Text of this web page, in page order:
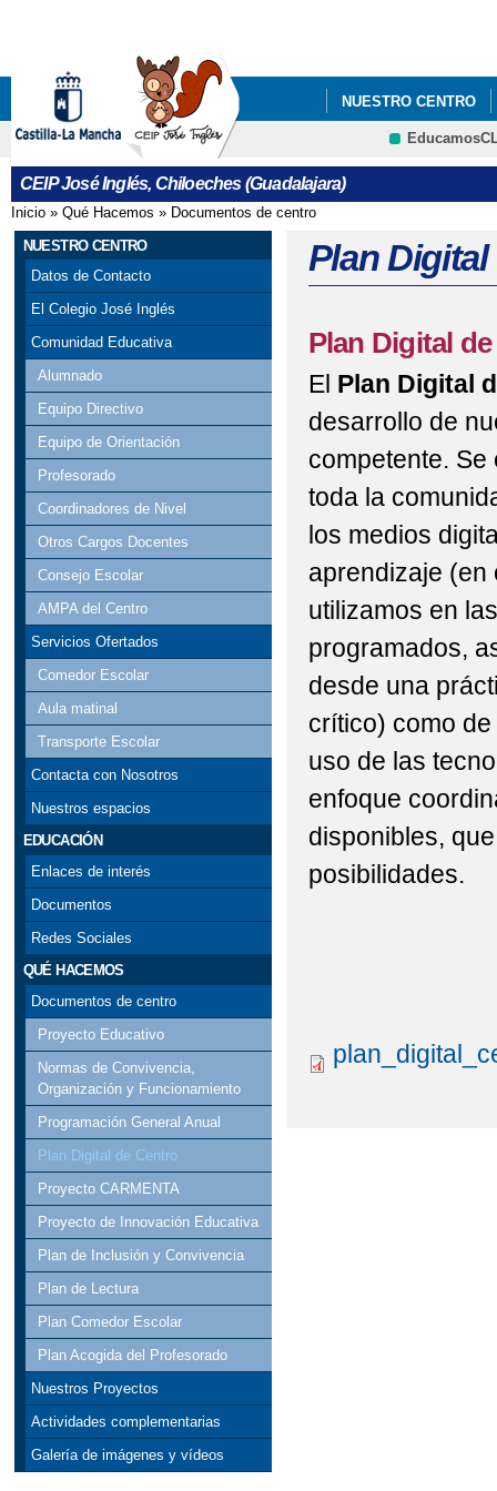
NUESTRO CENTRO
PROCESO DE
CEIP José Inglés, Chiloeches (Guadalajara)
Se encuentra usted aquí
Inicio » Qué Hacemos » Documentos de centro
NUESTRO CENTRO
Datos de Contacto
El Colegio José Inglés
Comunidad Educativa
Alumnado
Equipo Directivo
Equipo de Orientación
Profesorado
Coordinadores de Nivel
Otros Cargos Docentes
Consejo Escolar
AMPA del Centro
Servicios Ofertados
Comedor Escolar
Aula matinal
Transporte Escolar
Contacta con Nosotros
Nuestros espacios
EDUCACIÓN
Enlaces de interés
Documentos
Redes Sociales
QUÉ HACEMOS
Documentos de centro
Proyecto Educativo
Normas de Convivencia,
Organización y Funcionamiento
Programación General Anual
Plan Digital de Centro
Proyecto CARMENTA
Proyecto de Innovación Educativa
Plan de Inclusión y Convivencia
Plan de Lectura
Plan Comedor Escolar
Plan Acogida del Profesorado
Nuestros Proyectos
Actividades complementarias
Galería de imágenes y vídeos
Plan
Plan Digital
El Plan Digital
desarrollo de
competente.
toda la
los medios
aprendizaje
utilizamos en
programados,
desde una
crítico) como
uso de las
enfoque
disponibles,
posibilidades.